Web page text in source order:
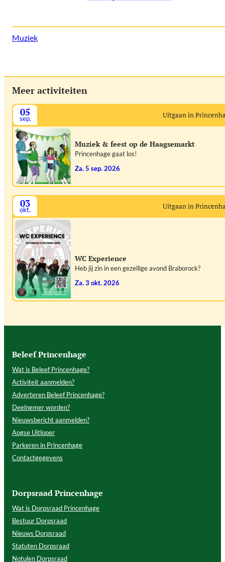
Muziek
Meer activiteiten
05
sep. Uitgaan in
Muziek & feest op de Haagsemarkt
Princenhage gaat los!
za. 5 sep. 2026
03
okt. Uitgaan in
WC Experience
Heb jij zin in een gezellige avond Braborock?
za. 3 okt. 2026
Beleef Princenhage
Wat is Beleef Princenhage?
Activiteit aanmelden?
Adverteren Beleef Princenhage?
Deelnemer worden?
Nieuwsbericht aanmelden?
Aogse Uitloper
Parkeren in Princenhage
Contactgegevens
Dorpsraad Princenhage
Wat is Dorpsraad Princenhage
Bestuur Dorpsraad
Nieuws Dorpsraad
Statuten Dorpsraad
Notulen Dorpsraad